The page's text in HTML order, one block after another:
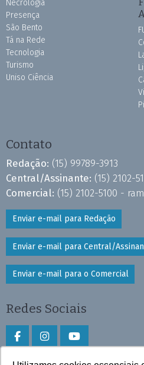
Necrologia
Presença
São Bento
Tá na Rede
Tecnologia
Turismo
Uniso Ciência
Contato
Redação: (15) 99789-3913
Central/Assinante: (15) 2102-
Comercial: (15) 2102-5100 -
Enviar e-mail para Redação
Enviar e-mail para Central/
Enviar e-mail para o Comercial
Redes Sociais